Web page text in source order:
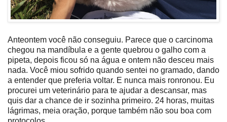
Anteontem você não conseguiu. Parece que o carcinoma
chegou na mandíbula e a gente quebrou o galho com a
pipeta, depois ficou só na água e ontem não desceu mais
nada. Você miou sofrido quando sentei no gramado, dando
a entender que preferia voltar. E nunca mais ronronou. Eu
procurei um veterinário para te ajudar a descansar, mas
quis dar a chance de ir sozinha primeiro. 24 horas, muitas
lágrimas, meia oração, porque também não sou boa com